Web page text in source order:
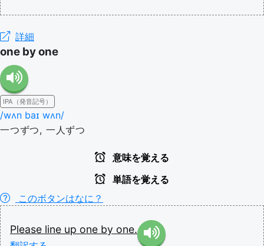
詳細
one by one
IPA（発音記号）
/wʌn baɪ wʌn/
一つずつ, 一人ずつ
意味を覚える
単語を覚える
このボタンはなに？
Please line up one by one.